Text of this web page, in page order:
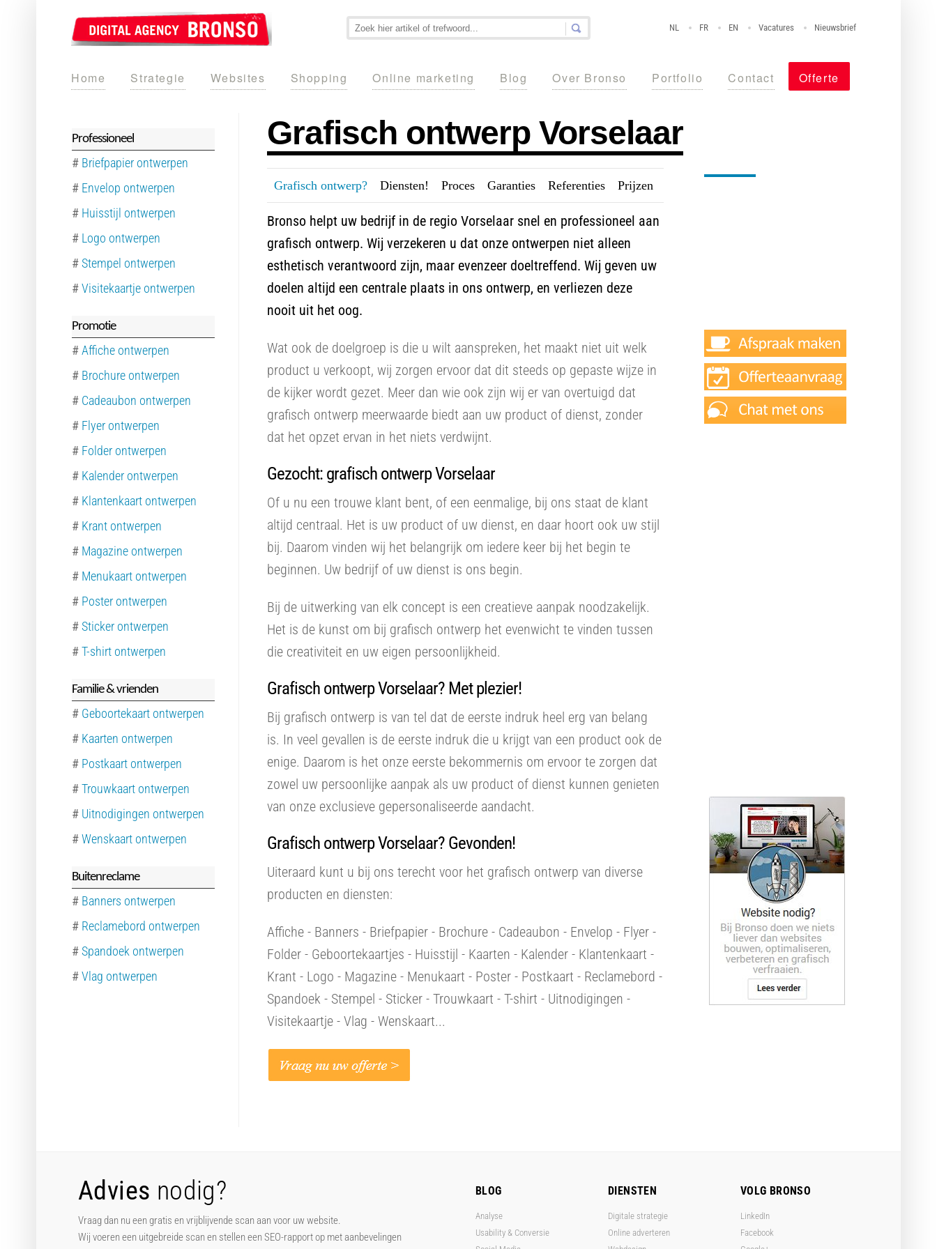
NL FR EN Vacatures Nieuwsbrief
Home Strategie Websites Shopping Online marketing Blog Over Bronso Portfolio Contact Offerte
Grafisch ontwerp Vorselaar
Grafisch ontwerp?--- Diensten! Proces--- Garanties--- Referenties--- Prijzen
Bronso helpt uw bedrijf in de regio Vorselaar snel en professioneel aan
grafisch ontwerp. Wij verzekeren u dat onze ontwerpen niet alleen
esthetisch verantwoord zijn, maar evenzeer doeltreffend. Wij geven uw
doelen altijd een centrale plaats in ons ontwerp, en verliezen deze
nooit uit het oog.
Wat ook de doelgroep is die u wilt aanspreken, het maakt niet uit welk
product u verkoopt, wij zorgen ervoor dat dit steeds op gepaste wijze in
de kijker wordt gezet. Meer dan wie ook zijn wij er van overtuigd dat
grafisch ontwerp meerwaarde biedt aan uw product of dienst, zonder
dat het opzet ervan in het niets verdwijnt.
Gezocht: grafisch ontwerp Vorselaar
Of u nu een trouwe klant bent, of een eenmalige, bij ons staat de klant
altijd centraal. Het is uw product of uw dienst, en daar hoort ook uw stijl
bij. Daarom vinden wij het belangrijk om iedere keer bij het begin te
beginnen. Uw bedrijf of uw dienst is ons begin.
Bij de uitwerking van elk concept is een creatieve aanpak noodzakelijk.
Het is de kunst om bij grafisch ontwerp het evenwicht te vinden tussen
die creativiteit en uw eigen persoonlijkheid.
Grafisch ontwerp Vorselaar? Met plezier!
Bij grafisch ontwerp is van tel dat de eerste indruk heel erg van belang
is. In veel gevallen is de eerste indruk die u krijgt van een product ook de
enige. Daarom is het onze eerste bekommernis om ervoor te zorgen dat
zowel uw persoonlijke aanpak als uw product of dienst kunnen genieten
van onze exclusieve gepersonaliseerde aandacht.
Grafisch ontwerp Vorselaar? Gevonden!
Uiteraard kunt u bij ons terecht voor het grafisch ontwerp van diverse
producten en diensten:
Affiche - Banners - Briefpapier - Brochure - Cadeaubon - Envelop - Flyer -
Folder - Geboortekaartjes - Huisstijl - Kaarten - Kalender - Klantenkaart -
Krant - Logo - Magazine - Menukaart - Poster - Postkaart - Reclamebord -
Spandoek - Stempel - Sticker - Trouwkaart - T-shirt - Uitnodigingen -
Visitekaartje - Vlag - Wenskaart...
Professioneel
# Briefpapier ontwerpen
# Envelop ontwerpen
# Huisstijl ontwerpen
# Logo ontwerpen
#Stempel ontwerpen
#Visitekaartje ontwerpen
Promotie
#Affiche ontwerpen
# Brochure ontwerpen
# Cadeaubon ontwerpen
# Flyer ontwerpen
# Folder ontwerpen
# Kalender ontwerpen
# Klantenkaart ontwerpen
# Krant ontwerpen
# Magazine ontwerpen
# Menukaart ontwerpen
# Poster ontwerpen
#Sticker ontwerpen
#T-shirt ontwerpen
Familie & vrienden
# Geboortekaart ontwerpen
# Kaarten ontwerpen
# Postkaart ontwerpen
#Trouwkaart ontwerpen
# Uitnodigingen ontwerpen
#Wenskaart ontwerpen
Buitenreclame
# Banners ontwerpen
# Reclamebord ontwerpen
#Spandoek ontwerpen
#Vlag ontwerpen
Advies nodig?
Vraag dan nu een gratis en vrijblijvende scan aan voor uw website.
Wij voeren een uitgebreide scan en stellen een SEO-rapport op met aanbevelingen
BLOG
Analyse
Usability & Conversie
DIENSTEN
Digitale strategie
Online adverteren
VOLG BRONSO
LinkedIn
Facebook